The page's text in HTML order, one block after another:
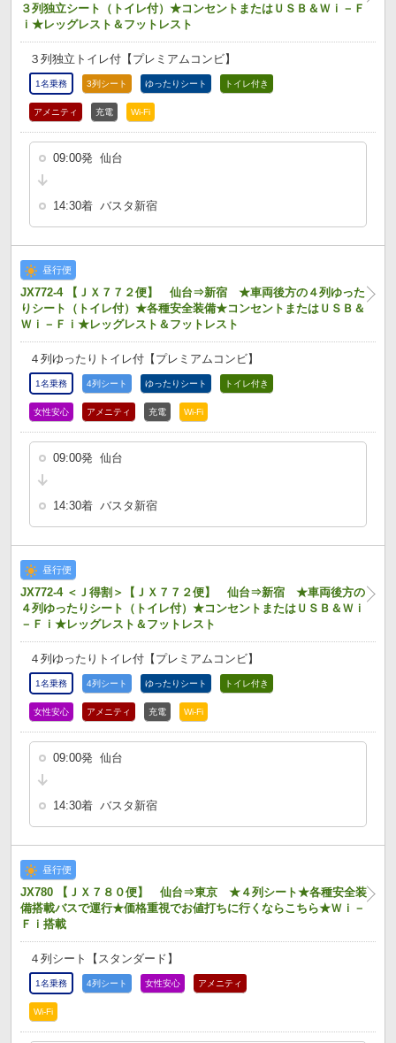
３列独立シート（トイレ付）★コンセントまたはＵＳＢ＆Ｗｉ－Ｆ
ｉ★レッグレスト＆フットレスト
３列独立トイレ付【プレミアムコンビ】
1名乗務 3列シート ゆったりシート トイレ付き
アメニティ 充電 Wi-Fi
09:00発 仙台
14:30着 バスタ新宿
昼行便
JX772-4 【ＪＸ７７２便】 仙台⇒新宿 ★車両後方の４列ゆった
りシート（トイレ付）★各種安全装備★コンセントまたはＵＳＢ＆
Ｗｉ－Ｆｉ★レッグレスト＆フットレスト
４列ゆったりトイレ付【プレミアムコンビ】
1名乗務 4列シート ゆったりシート トイレ付き
女性安心 アメニティ 充電 Wi-Fi
09:00発 仙台
14:30着 バスタ新宿
昼行便
JX772-4 ＜Ｊ得割＞【ＪＸ７７２便】 仙台⇒新宿 ★車両後方の
４列ゆったりシート（トイレ付）★コンセントまたはＵＳＢ＆Ｗｉ
－Ｆｉ★レッグレスト＆フットレスト
４列ゆったりトイレ付【プレミアムコンビ】
1名乗務 4列シート ゆったりシート トイレ付き
女性安心 アメニティ 充電 Wi-Fi
09:00発 仙台
14:30着 バスタ新宿
昼行便
JX780 【ＪＸ７８０便】 仙台⇒東京 ★４列シート★各種安全装
備搭載バスで運行★価格重視でお値打ちに行くならこちら★Ｗｉ－
Ｆｉ搭載
４列シート【スタンダード】
1名乗務 4列シート 女性安心 アメニティ
Wi-Fi